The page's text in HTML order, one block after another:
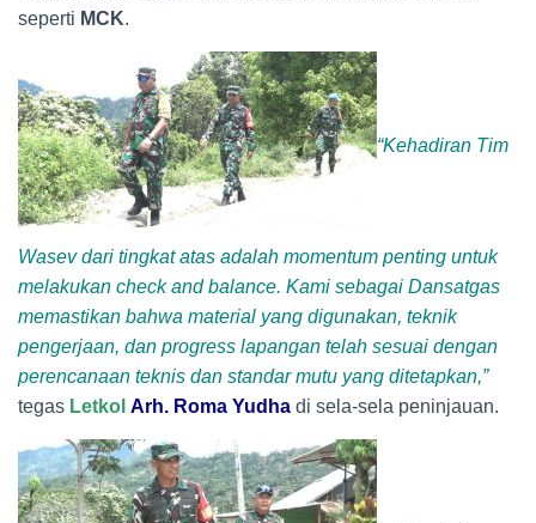
seperti MCK.
“Kehadiran Tim
Wasev dari tingkat atas adalah momentum penting untuk
melakukan check and balance. Kami sebagai Dansatgas
memastikan bahwa material yang digunakan, teknik
pengerjaan, dan progress lapangan telah sesuai dengan
perencanaan teknis dan standar mutu yang ditetapkan,”
tegas Letkol Arh. Roma Yudha di sela-sela peninjauan.